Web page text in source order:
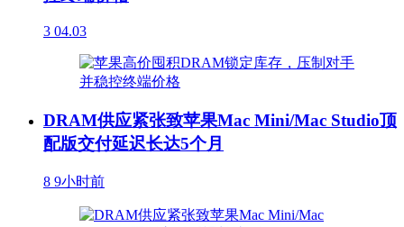
3 04.03
DRAM供应紧张致苹果Mac Mini/Mac Studio顶
配版交付延迟长达5个月
8 9小时前